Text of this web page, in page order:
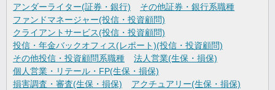
アンダーライター(証券・銀行)
その他証券・銀行系職種
ファンドマネージャー(投信・投資顧問)
クライアントサービス(投信・投資顧問)
投信・年金バックオフィス(レポート)(投信・投資顧問)
その他投信・投資顧問系職種
法人営業(生保・損保)
個人営業・リテール・FP(生保・損保)
損害調査・審査(生保・損保)
アクチュアリー(生保・損保)